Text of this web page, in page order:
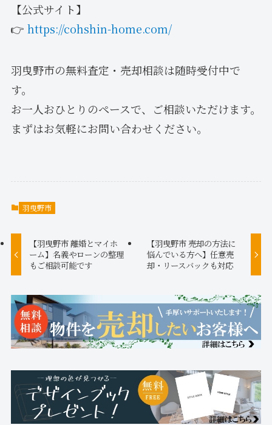
【公式サイト】
👉 https://cohshin-home.com/
羽曳野市の無料査定・売却相談は随時受付中で
す。
お一人おひとりのペースで、ご相談いただけます。
まずはお気軽にお問い合わせください。
羽曳野市
【羽曳野市 離婚とマイホ
ーム】名義やローンの整理
もご相談可能です
【羽曳野市 売却の方法に
悩んでいる方へ】任意売
却・リースバックも対応